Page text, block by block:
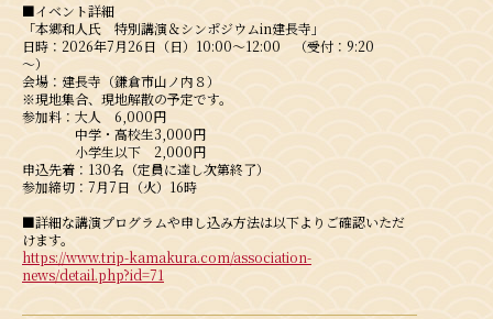
■イベント詳細
「本郷和人氏 特別講演＆シンポジウムin建長寺」
日時：2026年7月26日（日）10:00～12:00 （受付：9:20
～）
会場：建長寺（鎌倉市山ノ内８）
※現地集合、現地解散の予定です。
参加料：大人 6,000円
中学・高校生3,000円
小学生以下 2,000円
申込先着：130名（定員に達し次第終了）
参加締切：7月7日（火）16時
■詳細な講演プログラムや申し込み方法は以下よりご確認いただ
けます。
https://www.trip-kamakura.com/association-
news/detail.php?id=71